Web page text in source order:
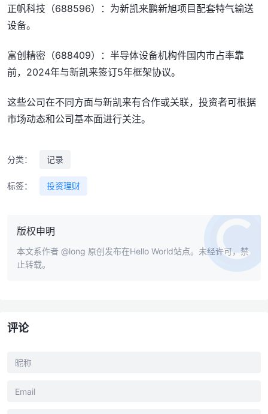
正帆科技（688596）：为新凯来鹏新旭项目配套特气输送
设备。
富创精密（688409）：半导体设备机构件国内市占率靠
前，2024年与新凯来签订5年框架协议。
这些公司在不同方面与新凯来有合作或关联，投资者可根据
市场动态和公司基本面进行关注。
分类： 记录
标签： 投资理财
版权申明
本文系作者 @long 原创发布在Hello World站点。未经许可，禁
止转载。
评论